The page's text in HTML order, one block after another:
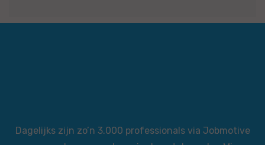
Dagelijks zijn zo’n 3.000 professionals via Jobmotive